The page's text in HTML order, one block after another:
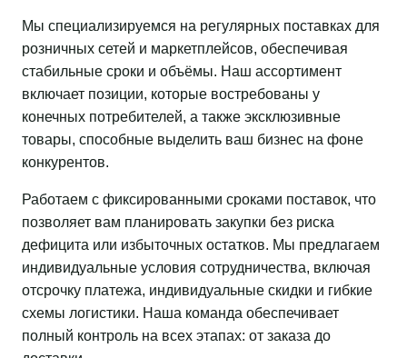
Мы специализируемся на регулярных поставках для
розничных сетей и маркетплейсов, обеспечивая
стабильные сроки и объёмы. Наш ассортимент
включает позиции, которые востребованы у
конечных потребителей, а также эксклюзивные
товары, способные выделить ваш бизнес на фоне
конкурентов.
Работаем с фиксированными сроками поставок, что
позволяет вам планировать закупки без риска
дефицита или избыточных остатков. Мы предлагаем
индивидуальные условия сотрудничества, включая
отсрочку платежа, индивидуальные скидки и гибкие
схемы логистики. Наша команда обеспечивает
полный контроль на всех этапах: от заказа до